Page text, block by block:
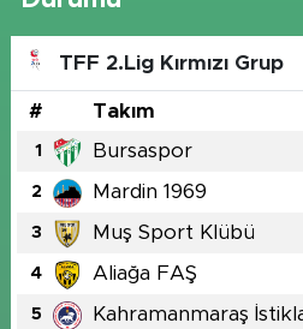
TFF 2.Lig Kırmızı Grup
# Takım
1 Bursaspor
2 Mardin 1969
3 Muş Sport Klübü
4 Aliağa FAŞ
5 Kahramanmaraş